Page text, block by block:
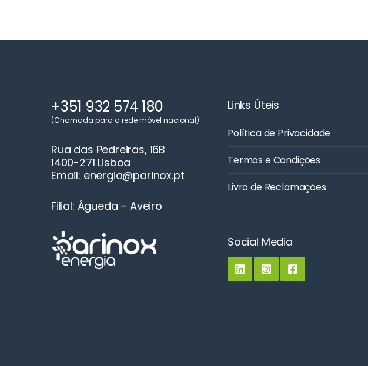
+351 932 574 180
(Chamada para a rede móvel nacional)
Rua das Pedreiras, 16B
1400-271 Lisboa
Email: energia@parinox.pt
Filial: Águeda – Aveiro
Links Úteis
Política de Privacidade
Termos e Condições
Livro de Reclamações
Social Media